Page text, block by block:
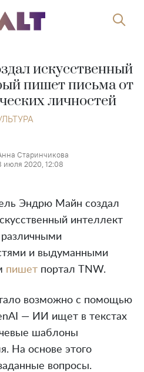
искусственный
пишет письма от
личностей
Старинчикова
июля 2020, 12:08
Эндрю Майн создал
интеллект
и выдуманными
пишет портал TNW.
возможно с помощью
— ИИ ищет в текстах
шаблоны
На основе этого
вопросы.